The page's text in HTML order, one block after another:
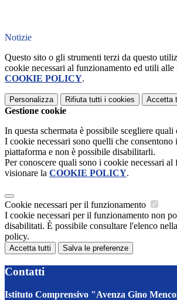
Notizie
Questo sito o gli strumenti terzi da questo
cookie necessari al funzionamento ed utili
COOKIE POLICY.
Personalizza Rifiuta tutti i cookies Accetta
Gestione cookie
In questa schermata è possibile scegliere
I cookie necessari sono quelli che
piattaforma e non è possibile disabilitarli.
Per conoscere quali sono i cookie necessari
visionare la COOKIE POLICY.
Cookie necessari per il funzionamento
I cookie necessari per il funzionamento non
disabilitati. È possibile consultare l'elenco
policy.
Accetta tutti Salva le preferenze
Contatti
Istituto Comprensivo "Avenza Gino